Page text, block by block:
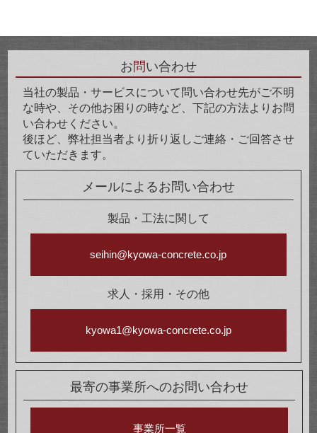
お問い合わせ
当社の製品・サービスについて問い合わせ先がご不明
な時や、その他お困りの時など、下記の方法よりお問
い合わせください。
後ほど、弊社担当者より折り返しご連絡・ご回答させ
ていただきます。
メールによるお問い合わせ
製品・工法に関して
seihin@kyowa-concrete.co.jp
求人・採用・その他
kyowa1@kyowa-concrete.co.jp
最寄の事業所へのお問い合わせ
事業所一覧